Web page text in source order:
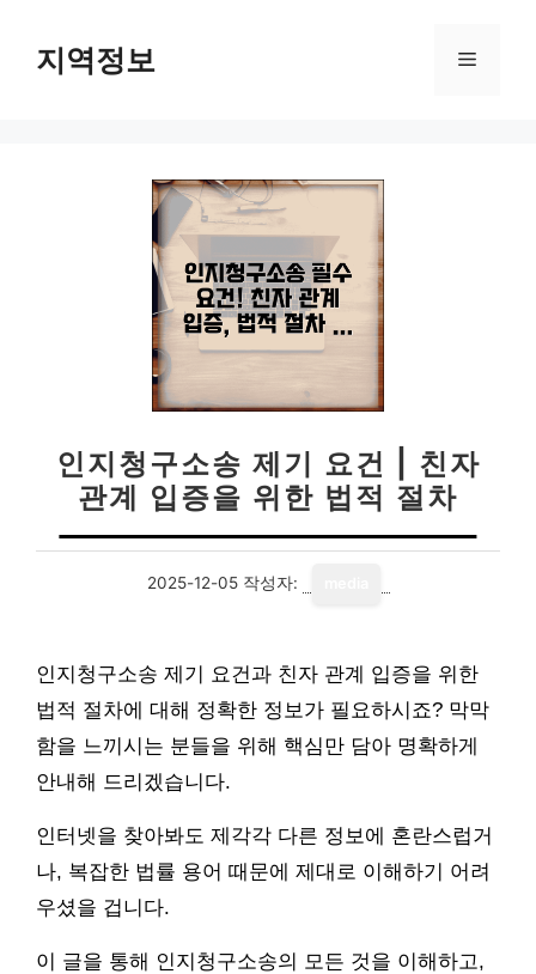
지역정보 메
인지청구소송 제기 요건 | 친자
관계 입증을 위한 법적 절차
2025-12-05 작성자:
인지청구소송 제기 요건과 친자 관계 입증을 위한
법적 절차에 대해 정확한 정보가 필요하시죠? 막막
함을 느끼시는 분들을 위해 핵심만 담아 명확하게
안내해 드리겠습니다.
인터넷을 찾아봐도 제각각 다른 정보에 혼란스럽거
나, 복잡한 법률 용어 때문에 제대로 이해하기 어려
우셨을 겁니다.
이 글을 통해 인지청구소송의 모든 것을 이해하고,